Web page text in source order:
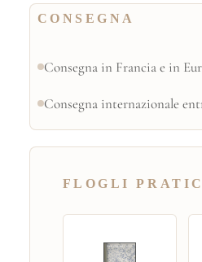
CONSEGNA
Consegna in Francia e in
Consegna internazionale
FLOGLI